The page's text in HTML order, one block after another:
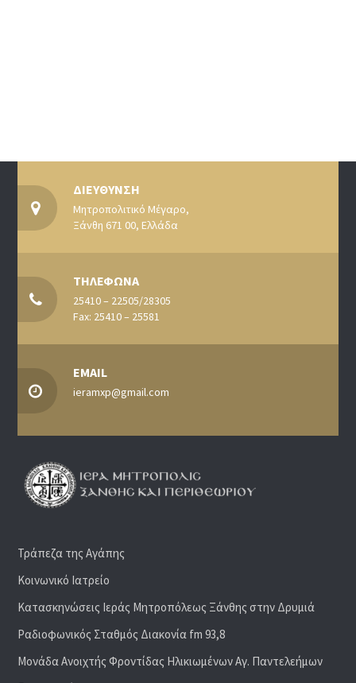
ΔΙΕΥΘΥΝΣΗ
Μητροπολιτικό Μέγαρο,
Ξάνθη 671 00, Ελλάδα
ΤΗΛΕΦΩΝΑ
25410 – 22505/28305
Fax: 25410 – 25581
EMAIL
ieramxp@gmail.com
Τράπεζα της Αγάπης
Κοινωνικό Ιατρείο
Κατασκηνώσεις Ιεράς Μητροπόλεως Ξάνθης στην Δρυμιά
Ραδιoφωνικός Σταθμός Διακονία fm 93,8
Μονάδα Ανοιχτής Φροντίδας Ηλικιωμένων Αγ. Παντελεήμων